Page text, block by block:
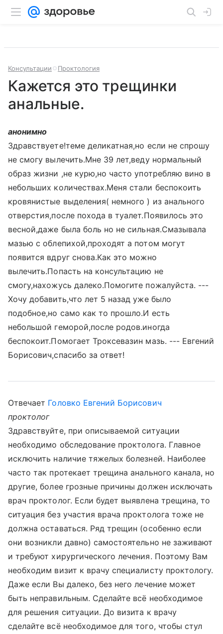
Консультации Проктология
Кажется это трещинки
анальные.
анонимно
Здравствуете!теме деликатная,но если не спрошу
не смогу вылечить.Мне 39 лет,веду нормальный
образ жизни ,не курю,но часто употребляю вино в
небольших количествах.Меня стали беспокоить
кровянистые выделения( немного ) из анального
отверстия,после похода в туалет.Появилось это
весной,даже была боль но не сильная.Смазывала
мазью с облепихой,проходят а потом могут
появится вдруг снова.Как это можно
вылечить.Попасть на консультацию не
смогу,нахожусь далеко.Помогите пожалуйста. ---
Хочу добавить,что лет 5 назад уже было
подобное,но само как то прошло.И есть
небольшой геморой,после родов.иногда
беспокоит.Помогает Троксевазин мазь. --- Евгений
Борисович,спасибо за ответ!
Отвечает Головко Евгений Борисович
проктолог
Здравствуйте, при описываемой ситуации
необходимо обследование проктолога. Главное
исключить наличие тяжелых болезней. Наиболее
часто так протекает трещина анального канала, но
другие, более грозные причины должен исключать
врач проктолог. Если будет выявлена трещина, то
ситуация без участия врача проктолога тоже не
должна оставаться. Ряд трещин (особенно если
они возникли давно) самостоятельно не заживают
и требуют хирургического лечения. Поэтому Вам
необходим визит к врачу специалисту проктологу.
Даже если Вы далеко, без него лечение может
быть неправильным. Сделайте всё необходимое
для решения ситуации. До визита к врачу
сделайте всё необходимое для того, чтобы стул